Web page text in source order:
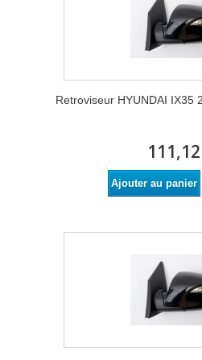
Retroviseur HYUNDAI IX35
Ajouter au panier